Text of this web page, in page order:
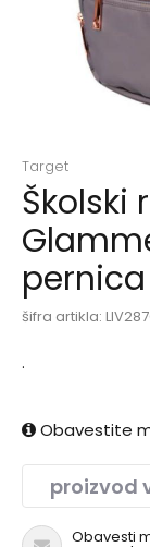
Target
Školski
pernica
šifra artikla:
.
Obavestite
proizvod
Obavesti